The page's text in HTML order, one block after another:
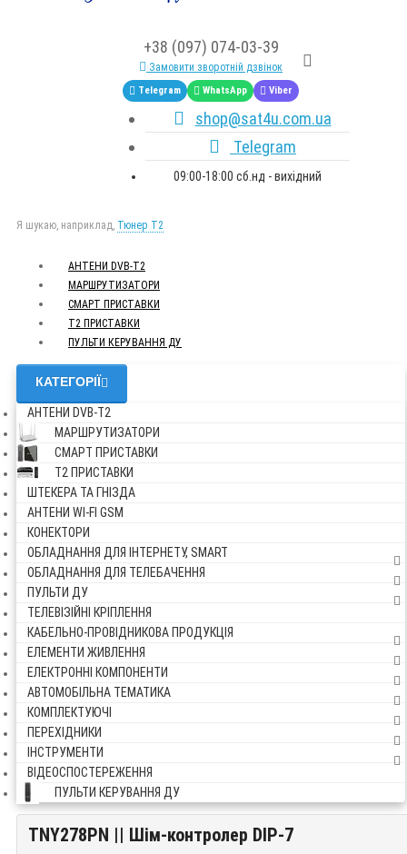
+38 (097) 074-03-39
Замовити зворотній дзвінок
Telegram WhatsApp Viber
shop@sat4u.com.ua
Telegram
09:00-18:00 сб.нд - вихідний
Я шукаю, наприклад, Тюнер T2
АНТЕНИ DVB-Т2
МАРШРУТИЗАТОРИ
СМАРТ ПРИСТАВКИ
Т2 ПРИСТАВКИ
ПУЛЬТИ КЕРУВАННЯ ДУ
КАТЕГОРІЇ
АНТЕНИ DVB-Т2
МАРШРУТИЗАТОРИ
СМАРТ ПРИСТАВКИ
Т2 ПРИСТАВКИ
ШТЕКЕРА ТА ГНІЗДА
АНТЕНИ WI-FI GSM
КОНЕКТОРИ
ОБЛАДНАННЯ ДЛЯ ІНТЕРНЕТУ, SMART
ОБЛАДНАННЯ ДЛЯ ТЕЛЕБАЧЕННЯ
ПУЛЬТИ ДУ
ТЕЛЕВІЗІЙНІ КРІПЛЕННЯ
КАБЕЛЬНО-ПРОВІДНИКОВА ПРОДУКЦІЯ
ЕЛЕМЕНТИ ЖИВЛЕННЯ
ЕЛЕКТРОННІ КОМПОНЕНТИ
АВТОМОБІЛЬНА ТЕМАТИКА
КОМПЛЕКТУЮЧІ
ПЕРЕХІДНИКИ
ІНСТРУМЕНТИ
ВІДЕОСПОСТЕРЕЖЕННЯ
ПУЛЬТИ КЕРУВАННЯ ДУ
TNY278PN || Шім-контролер DIP-7
TNY278PN || Шім-контролер DIP-7